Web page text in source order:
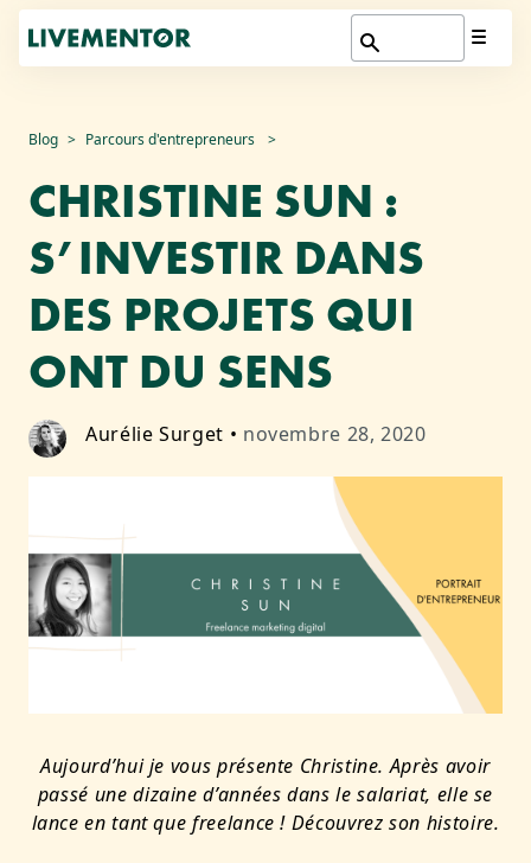
Aller
contenu
Blog Parcours d'entrepreneurs
CHRISTINE SUN :
S’INVESTIR DANS
DES PROJETS QUI
ONT DU SENS
Aurélie Surget • novembre 28, 2020
Aujourd’hui je vous présente Christine. Après avoir
passé une dizaine d’années dans le salariat, elle se
lance en tant que freelance ! Découvrez son histoire.